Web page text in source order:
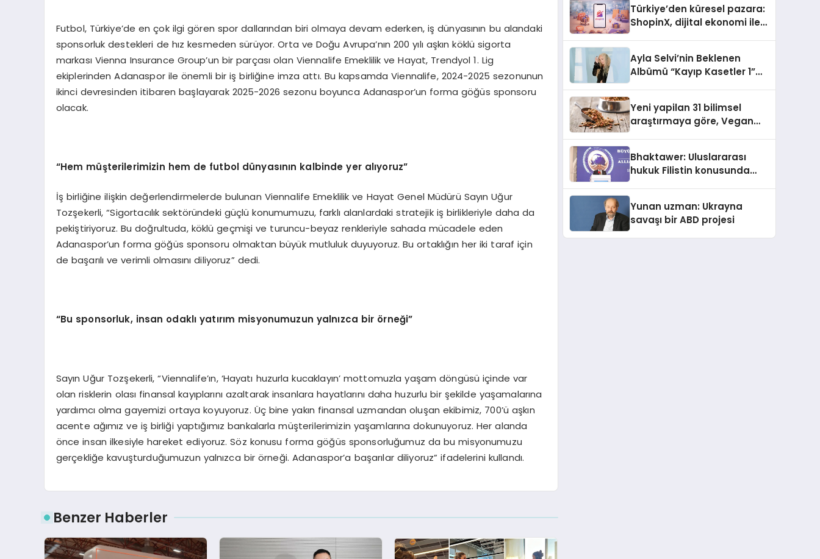
Futbol, Türkiye’de en çok ilgi gören spor dallarından biri olmaya devam ederken, iş dünyasının bu alandaki
sponsorluk destekleri de hız kesmeden sürüyor. Orta ve Doğu Avrupa’nın 200 yılı aşkın köklü sigorta
markası Vienna Insurance Group’un bir parçası olan Viennalife Emeklilik ve Hayat, Trendyol 1. Lig
ekiplerinden Adanaspor ile önemli bir iş birliğine imza attı. Bu kapsamda Viennalife, 2024-2025 sezonunun
ikinci devresinden itibaren başlayarak 2025-2026 sezonu boyunca Adanaspor’un forma göğüs sponsoru
olacak.
“Hem müşterilerimizin hem de futbol dünyasının kalbinde yer alıyoruz”
İş birliğine ilişkin değerlendirmelerde bulunan Viennalife Emeklilik ve Hayat Genel Müdürü Sayın Uğur
Tozşekerli, “Sigortacılık sektöründeki güçlü konumumuzu, farklı alanlardaki stratejik iş birlikleriyle daha da
pekiştiriyoruz. Bu doğrultuda, köklü geçmişi ve turuncu-beyaz renkleriyle sahada mücadele eden
Adanaspor’un forma göğüs sponsoru olmaktan büyük mutluluk duyuyoruz. Bu ortaklığın her iki taraf için
de başarılı ve verimli olmasını diliyoruz” dedi.
“Bu sponsorluk, insan odaklı yatırım misyonumuzun yalnızca bir örneği”
Sayın Uğur Tozşekerli, “Viennalife’ın, ‘Hayatı huzurla kucaklayın’ mottomuzla yaşam döngüsü içinde var
olan risklerin olası finansal kayıplarını azaltarak insanlara hayatlarını daha huzurlu bir şekilde yaşamalarına
yardımcı olma gayemizi ortaya koyuyoruz. Üç bine yakın finansal uzmandan oluşan ekibimiz, 700’ü aşkın
acente ağımız ve iş birliği yaptığımız bankalarla müşterilerimizin yaşamlarına dokunuyoruz. Her alanda
önce insan ilkesiyle hareket ediyoruz. Söz konusu forma göğüs sponsorluğumuz da bu misyonumuzu
gerçekliğe kavuşturduğumuzun yalnızca bir örneği. Adanaspor’a başarılar diliyoruz” ifadelerini kullandı.
Benzer Haberler
Türkiye’den küresel pazara:
ShopinX, dijital ekonomi ile
Ayla Selvi’nin Beklenen
Albümü “Kayıp Kasetler 1”
Yeni yapilan 31 bilimsel
araştırmaya göre, Vegan
Sindirildiğini Ortaya Koydu
Bhaktawer: Uluslararası
hukuk Filistin konusunda
Yunan uzman: Ukrayna
savaşı bir ABD projesi